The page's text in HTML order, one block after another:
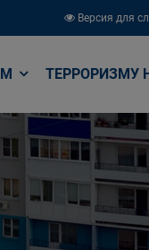
Версия для
ТЕРРОРИЗМУ